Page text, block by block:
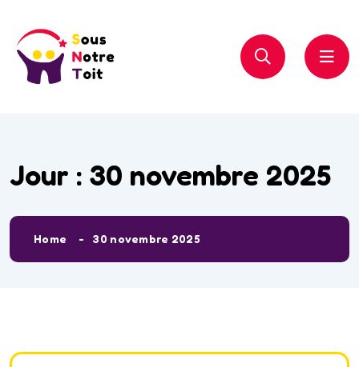
Jour : 30 novembre 2025
Home 30 novembre 2025